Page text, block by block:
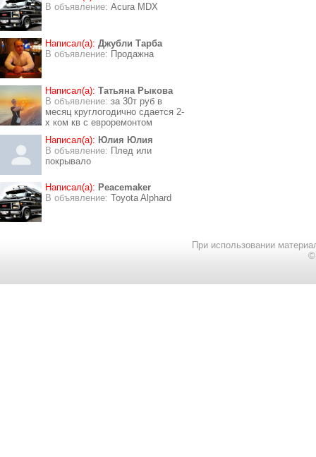
В объявление: Acura MDX
Написал(а): Джубли Тарба
В объявление: Продажна
Написал(а): Татьяна Рыкова
В объявление: за 30т руб в
месяц круглогодично сдается 2-
х ком кв с евроремонтом
Написал(а): Юлия Юлия
В объявление: Плед или
покрывало
Написал(а): Peacemaker
В объявление: Toyota Alphard
При использовании